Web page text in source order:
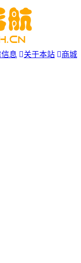
息 关于本站 商城